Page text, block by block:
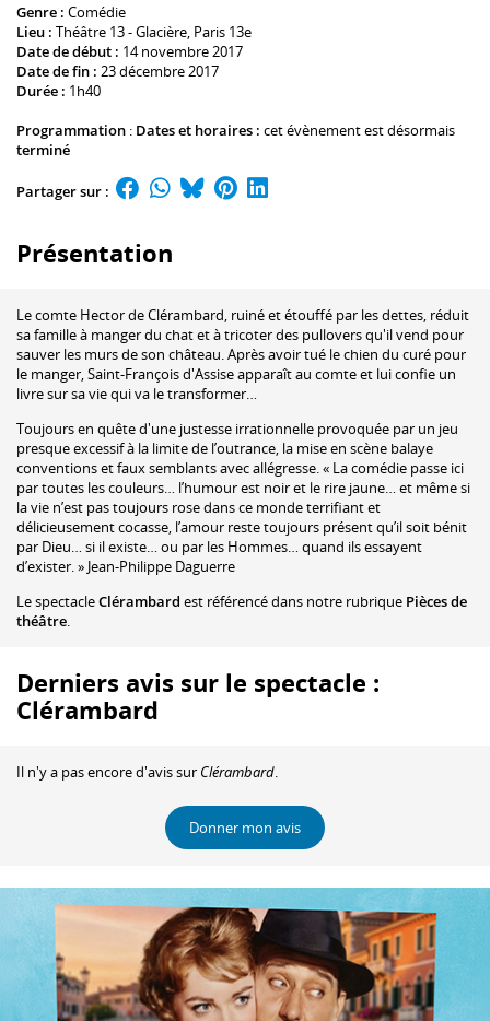
Genre : Comédie
Lieu : Théâtre 13 - Glacière, Paris 13e
Date de début : 14 novembre 2017
Date de fin : 23 décembre 2017
Durée : 1h40
Programmation : Dates et horaires : cet évènement est désormais
terminé
Partager sur :
Présentation
Le comte Hector de Clérambard, ruiné et étouffé par les dettes, réduit
sa famille à manger du chat et à tricoter des pullovers qu'il vend pour
sauver les murs de son château. Après avoir tué le chien du curé pour
le manger, Saint-François d'Assise apparaît au comte et lui confie un
livre sur sa vie qui va le transformer…
Toujours en quête d'une justesse irrationnelle provoquée par un jeu
presque excessif à la limite de l’outrance, la mise en scène balaye
conventions et faux semblants avec allégresse. « La comédie passe ici
par toutes les couleurs… l’humour est noir et le rire jaune… et même si
la vie n’est pas toujours rose dans ce monde terrifiant et
délicieusement cocasse, l’amour reste toujours présent qu’il soit bénit
par Dieu… si il existe… ou par les Hommes… quand ils essayent
d’exister. » Jean-Philippe Daguerre
Le spectacleClérambard est référencé dans notre rubrique Pièces de
théâtre.
Derniers avis sur le spectacle :
Clérambard
Il n'y a pas encore d'avis sur Clérambard.
Donner mon avis